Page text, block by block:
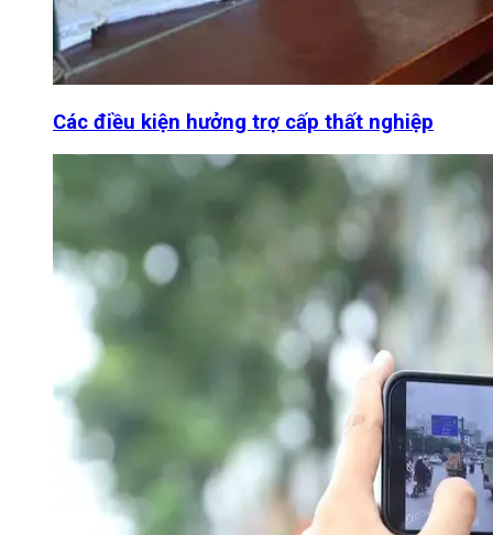
Các điều kiện hưởng trợ cấp thất nghiệp